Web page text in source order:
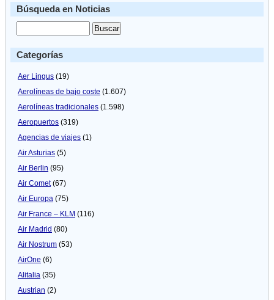
Búsqueda en Noticias
Categorías
Aer Lingus (19)
Aerolíneas de bajo coste (1.607)
Aerolíneas tradicionales (1.598)
Aeropuertos (319)
Agencias de viajes (1)
Air Asturias (5)
Air Berlin (95)
Air Comet(67)
Air Europa (75)
Air France – KLM (116)
Air Madrid (80)
Air Nostrum (53)
AirOne (6)
Alitalia (35)
Austrian (2)